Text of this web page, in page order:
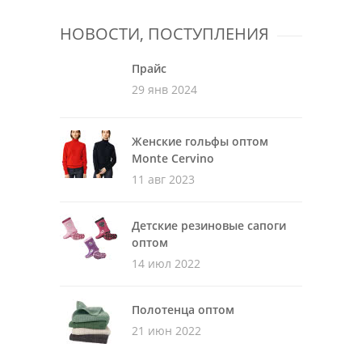
НОВОСТИ, ПОСТУПЛЕНИЯ
Прайс
29 янв 2024
Женские гольфы оптом
Monte Cervino
11 авг 2023
Детские резиновые сапоги
оптом
14 июл 2022
Полотенца оптом
21 июн 2022